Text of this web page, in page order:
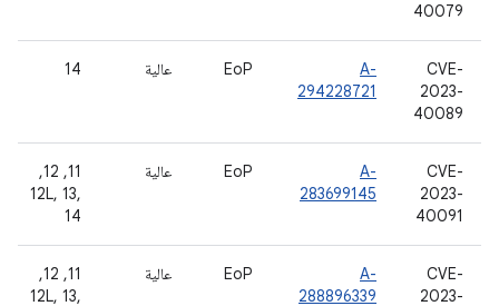
40079
CVE-
2023-
40089
A-
294228721
EoP عالية 14
CVE-
2023-
40091
A-
283699145
EoP عالية
‫11, 12,
12L, 13,
14
CVE-
2023-
A-
288896339
EoP عالية
‫11, 12,
12L, 13,